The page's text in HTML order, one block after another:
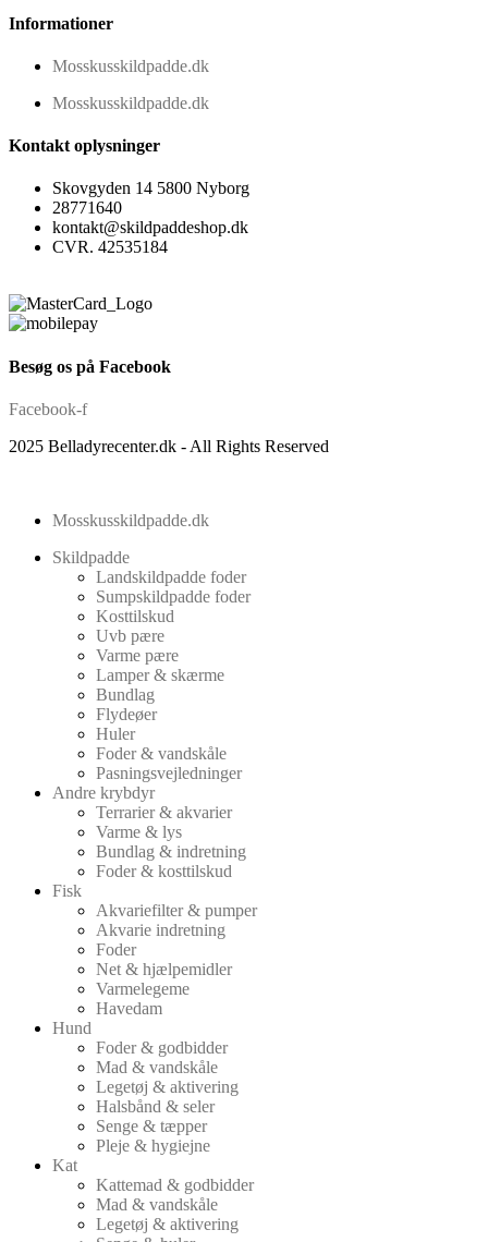
Informationer
Mosskusskildpadde.dk
Mosskusskildpadde.dk
Kontakt oplysninger
Skovgyden 14 5800 Nyborg
28771640
kontakt@skildpaddeshop.dk
CVR. 42535184
Besøg os på Facebook
Facebook-f
2025 Belladyrecenter.dk - All Rights Reserved
Mosskusskildpadde.dk
Skildpadde
Landskildpadde foder
Sumpskildpadde foder
Kosttilskud
Uvb pære
Varme pære
Lamper & skærme
Bundlag
Flydeøer
Huler
Foder & vandskåle
Pasningsvejledninger
Andre krybdyr
Terrarier & akvarier
Varme & lys
Bundlag & indretning
Foder & kosttilskud
Fisk
Akvariefilter & pumper
Akvarie indretning
Foder
Net & hjælpemidler
Varmelegeme
Havedam
Hund
Foder & godbidder
Mad & vandskåle
Legetøj & aktivering
Halsbånd & seler
Senge & tæpper
Pleje & hygiejne
Kat
Kattemad & godbidder
Mad & vandskåle
Legetøj & aktivering